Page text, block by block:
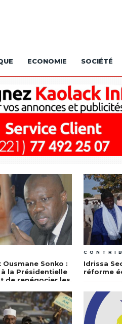
ECONOMIE SOCIÉTÉ
Ousmane Sonko :
la Présidentielle
de renégocier les
Idrissa
réforme